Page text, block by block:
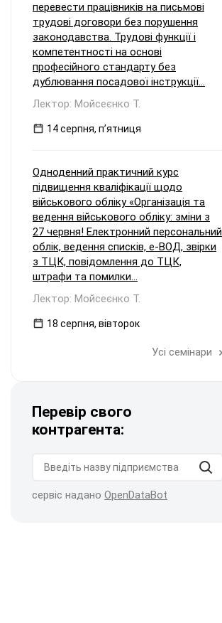
перевести працівників на письмові
трудові договори без порушення
законодавства. Трудові функції і
компетентності на основі
професійного стандарту без
дублювання посадової інструкції...
Лектор: Мойсеєнко Т.
14 серпня, пʼятниця
Одноденний практичний курс
підвищення кваліфікації щодо
військового обліку «Організація та
ведення військового обліку: зміни з
27 червня! Електронний персональний
облік, ведення списків, е-ВОД, звірки
з ТЦК, повідомлення до ТЦК,
штрафи та помилки...
Лектор: Мойсеєнко Т.
18 серпня, вівторок
Усі семінари
Перевір свого
контрагента:
сервіс надано OpenDataBot